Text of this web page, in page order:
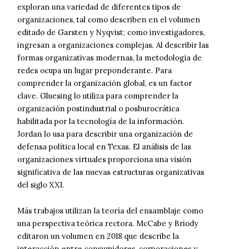
exploran una variedad de diferentes tipos de
organizaciones, tal como describen en el volumen
editado de Garsten y Nyqvist; como investigadores,
ingresan a organizaciones complejas. Al describir las
formas organizativas modernas, la metodología de
redes ocupa un lugar preponderante. Para
comprender la organización global, es un factor
clave. Gluesing lo utiliza para comprender la
organización postindustrial o posburocrática
habilitada por la tecnología de la información.
Jordan lo usa para describir una organización de
defensa política local en Texas. El análisis de las
organizaciones virtuales proporciona una visión
significativa de las nuevas estructuras organizativas
del siglo XXI.
Más trabajos utilizan la teoría del ensamblaje como
una perspectiva teórica rectora. McCabe y Briody
editaron un volumen en 2018 que describe la